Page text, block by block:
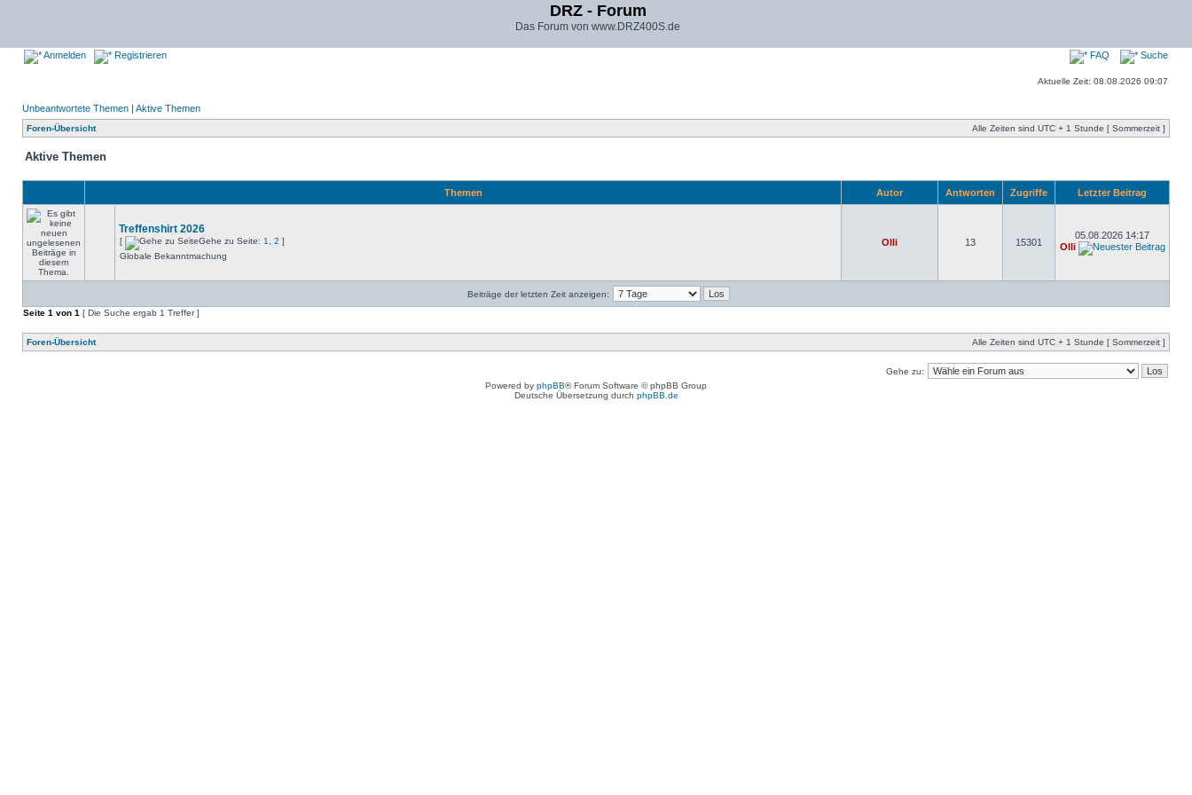
DRZ - Forum
Das Forum von www.DRZ400S.de
Anmelden Registrieren FAQ Suche
Aktuelle Zeit: 08.08.2026 09:07
Unbeantwortete Themen | Aktive Themen
Foren-Übersicht Alle Zeiten sind UTC + 1 Stunde [ Sommerzeit ]
Aktive Themen
Themen Autor Antworten Zugriffe Letzter Beitrag
Treffenshirt 2026
[ Gehe zu Seite: 1 2 ]
Globale Bekanntmachung
Olli 13 15301
05.08.2026 14:17
Olli
Beiträge der letzten Zeit anzeigen:
Seite 1 von 1 [ Die Suche ergab 1 Treffer ]
Foren-Übersicht Alle Zeiten sind UTC + 1 Stunde [ Sommerzeit ]
Gehe zu:
Powered by phpBB® Forum Software © phpBB Group
Deutsche Übersetzung durch phpBB.de